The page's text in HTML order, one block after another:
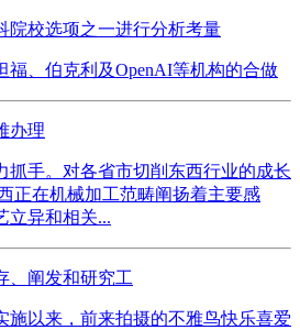
院校选项之一进行分析考量
福、伯克利及OpenAI等机构的合做
办理
抓手。对各省市切削东西行业的成长
正在机械加工范畴阐扬着主要感
立异和相关...
、阐发和研究工
施以来，前来拍摄的不雅鸟快乐喜爱